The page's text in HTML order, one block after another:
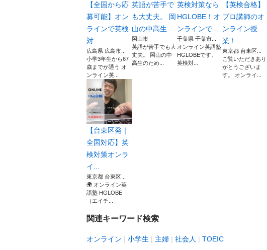
【全国から応
募可能】オン
ラインで英検
対...
広島県 広島市...
小学3年生から67
歳までが通う オ
ンライン英...
英語が苦手で
も大丈夫。 岡
山の中高生...
岡山市
英語が苦手でも大
丈夫。 岡山の中
高生のため...
英検対策なら
HGLOBE！オ
ンラインで...
千葉県 千葉市...
オンライン英語塾
HGLOBEです。
英検対...
【英検合格】
プロ講師のオ
ンライン授
業！...
東京都 台東区...
ご覧いただきあり
がとうございま
す。 オンライ...
【台東区発｜
全国対応】英
検対策オンラ
イ...
東京都 台東区...
🌍 オンライン英
語塾 HGLOBE
（エイチ...
関連キーワード検索
オンライン 小学生 主婦 社会人 TOEIC